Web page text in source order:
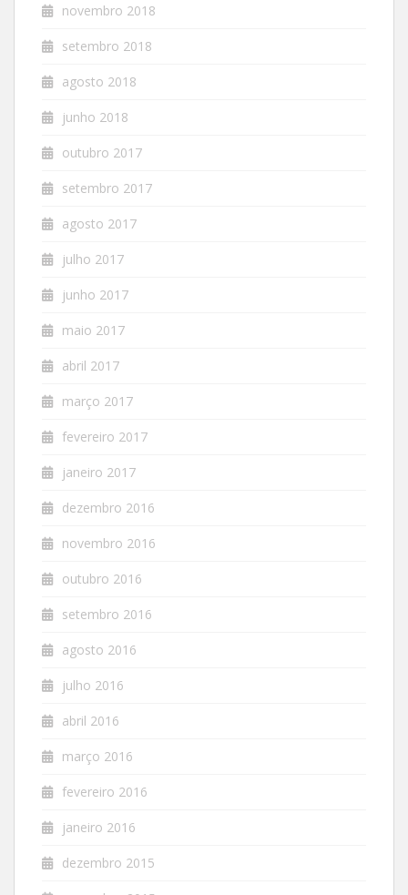
novembro 2018
setembro 2018
agosto 2018
junho 2018
outubro 2017
setembro 2017
agosto 2017
julho 2017
junho 2017
maio 2017
abril 2017
março 2017
fevereiro 2017
janeiro 2017
dezembro 2016
novembro 2016
outubro 2016
setembro 2016
agosto 2016
julho 2016
abril 2016
março 2016
fevereiro 2016
janeiro 2016
dezembro 2015